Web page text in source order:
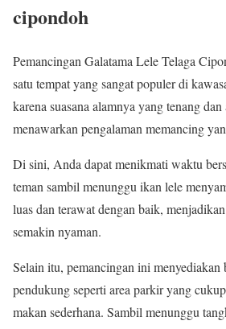
cipondoh
Pemancingan Galatama Lele Telaga
satu tempat yang sangat populer di
karena suasana alamnya yang tenang
menawarkan pengalaman memancing
Di sini, Anda dapat menikmati waktu
teman sambil menunggu ikan lele
luas dan terawat dengan baik,
semakin nyaman.
Selain itu, pemancingan ini menyediakan
pendukung seperti area parkir yang
makan sederhana. Sambil menunggu